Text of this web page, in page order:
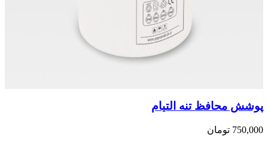
پوشش محافظ تنه التیام
750,000 تومان